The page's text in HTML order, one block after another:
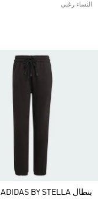
النساء رغبي
بنطال ADIDAS BY STELLA